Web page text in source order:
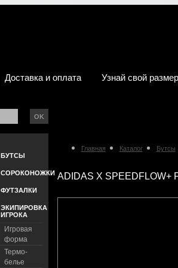
Доставка и оплата Узнай свой размер
OK
БУТСЫ
СОРОКОНОЖКИ
ФУТЗАЛКИ
ЭКИПИРОВКА
ИГРОКА
Игровая
форма
Термо-
белье
Главная Каталог Бутсы
ADIDAS X SPEEDFLOW+